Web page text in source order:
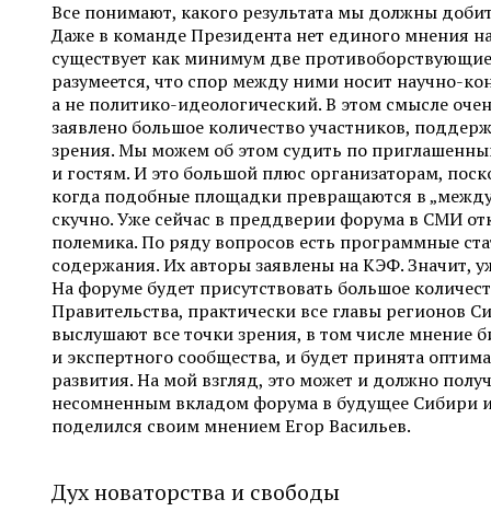
Все понимают, какого результата мы должны
Даже в команде Президента нет единого мнения
существует как минимум две
разумеется, что спор между ними носит научно-
а не политико-идеологический. В этом смысле
заявлено большое количество участников,
зрения. Мы можем об этом судить по
и гостям. И это большой плюс организаторам,
когда подобные площадки превращаются в
скучно. Уже сейчас в преддверии форума в СМИ
полемика. По ряду вопросов есть программные
содержания. Их авторы заявлены на КЭФ. Значит,
На форуме будет присутствовать большое
Правительства, практически все главы регионов
выслушают все точки зрения, в том числе мнение
и экспертного сообщества, и будет принята
развития. На мой взгляд, это может и должно
несомненным вкладом форума в будущее Сибири
поделился своим мнением Егор Васильев.
Дух новаторства и свободы